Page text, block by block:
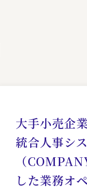
大手小売企
統合人事シ
（
した業務オ